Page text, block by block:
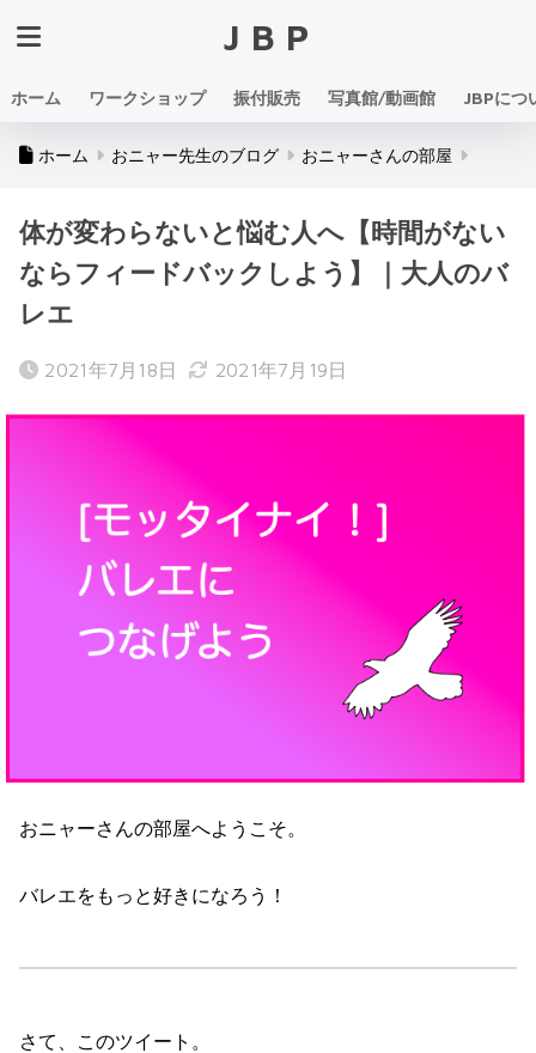
JBP
ホーム ワークショップ 振付販売 写真館/動画館 JBPにつ
ホーム おニャー先生のブログ おニャーさんの部屋
体が変わらないと悩む人へ【時間がない
ならフィードバックしよう】｜大人のバ
レエ
2021年7月18日 2021年7月19日
おニャーさんの部屋へようこそ。
バレエをもっと好きになろう！
さて、このツイート。